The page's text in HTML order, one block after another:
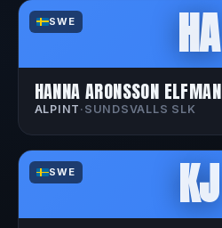
SWE HA
HANNA ARONSSON ELFMAN
ALPINT · SUNDSVALLS SLK
SWE KJ